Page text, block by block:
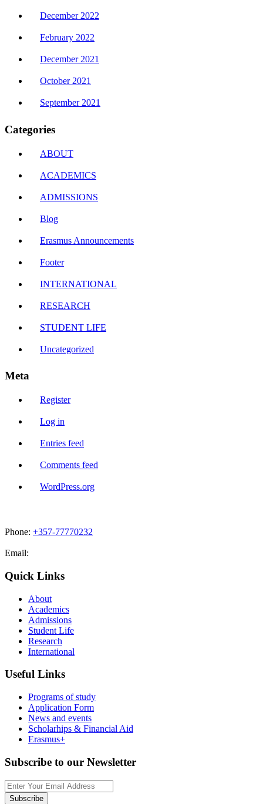
December 2022
February 2022
December 2021
October 2021
September 2021
Categories
ABOUT
ACADEMICS
ADMISSIONS
Blog
Erasmus Announcements
Footer
INTERNATIONAL
RESEARCH
STUDENT LIFE
Uncategorized
Meta
Register
Log in
Entries feed
Comments feed
WordPress.org
Phone: +357-77770232
Email:
Quick Links
About
Academics
Admissions
Student Life
Research
International
Useful Links
Programs of study
Application Form
News and events
Scholarhips & Financial Aid
Erasmus+
Subscribe to our Newsletter